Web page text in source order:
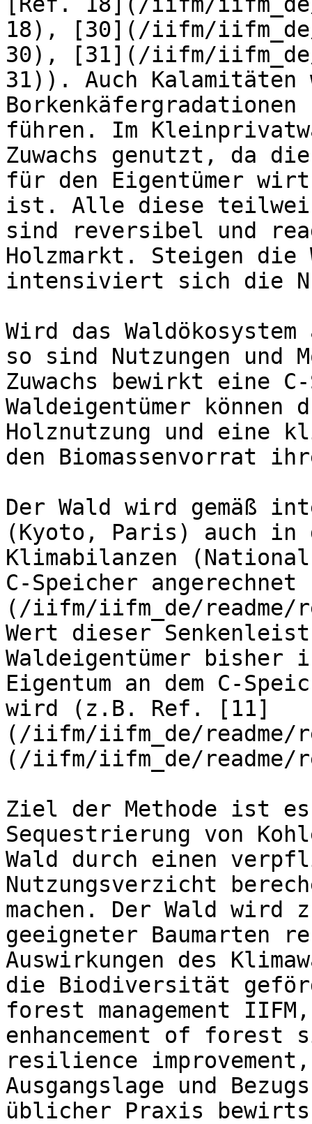
18), [30](/iifm/iifm_de/
30), [31](/iifm/iifm_de/
31)). Auch Kalamitäten
führen. Im
Zuwachs genutzt, da
für den Eigentümer
ist. Alle diese
sind reversibel und
Holzmarkt. Steigen die
intensiviert sich die
Wird das
so sind Nutzungen
Zuwachs bewirkt eine C-
Waldeigentümer
Holznutzung und eine
den Biomassenvorrat
Der Wald wird gemäß
(Kyoto, Paris) auch in
Klimabilanzen
C-Speicher
(/iifm/iifm_de/readme/
Wert dieser
Waldeigentümer bisher
Eigentum an dem C-
wird (z.B. Ref. [11]
(/iifm/iifm_de/readme/
(/iifm/iifm_de/readme/
Ziel der Methode ist
Sequestrierung von
Wald durch einen
Nutzungsverzicht
machen. Der Wald wird
geeigneter Baumarten
Auswirkungen des
die Biodiversität
forest management
enhancement of forest
resilience
Ausgangslage und
üblicher Praxis